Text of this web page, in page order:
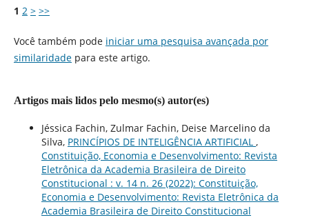
1 2 > >>
Você também pode iniciar uma pesquisa avançada por
similaridadepara este artigo.
Artigos mais lidos pelo mesmo(s) autor(es)
Jéssica Fachin, Zulmar Fachin, Deise Marcelino da
Silva, PRINCÍPIOS DE INTELIGÊNCIA ARTIFICIAL ,
Constituição, Economia e Desenvolvimento: Revista
Eletrônica da Academia Brasileira de Direito
Constitucional : v. 14 n. 26 (2022): Constituição,
Economia e Desenvolvimento: Revista Eletrônica da
Academia Brasileira de Direito Constitucional